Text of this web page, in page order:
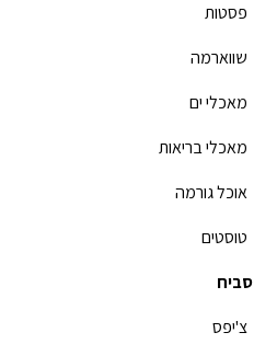
פסטות
שווארמה
מאכלי ים
מאכלי בריאות
אוכל גורמה
טוסטים
סביח
צ'יפס